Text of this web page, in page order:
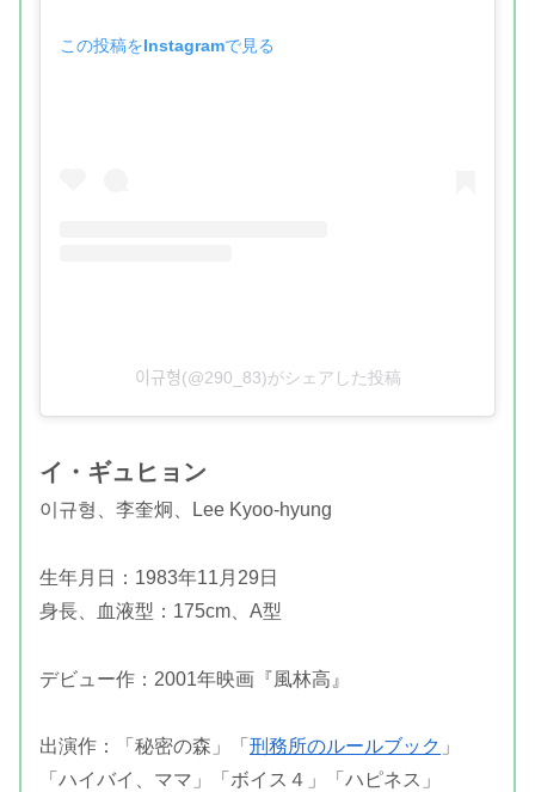
この投稿をInstagramで見る
이규형(@290_83)がシェアした投稿
イ・ギュヒョン
이규형、李奎炯、Lee Kyoo-hyung
生年月日：1983年11月29日
身長、血液型：175cm、A型
デビュー作：2001年映画『風林高』
出演作：「秘密の森」「 刑務所のルールブック 」
「ハイバイ、ママ」「ボイス４」「ハピネス」